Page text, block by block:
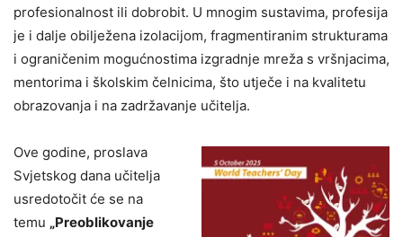
profesionalnost ili dobrobit. U mnogim sustavima, profesija
je i dalje obilježena izolacijom, fragmentiranim strukturama
i ograničenim mogućnostima izgradnje mreža s vršnjacima,
mentorima i školskim čelnicima, što utječe i na kvalitetu
obrazovanja i na zadržavanje učitelja.
Ove godine, proslava
Svjetskog dana učitelja
usredotočit će se na
temu „Preoblikovanje